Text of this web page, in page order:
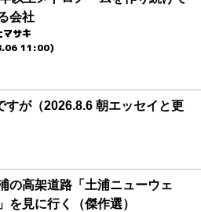
会社
マサキ
11:00)
すが（2026.8.6 朝エッセイと更
の高架道路「土浦ニューウェ
を見に行く（傑作選）